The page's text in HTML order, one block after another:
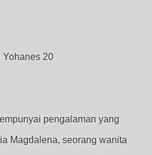
Yohanes 20
pengalaman yang
Magdalena, seorang wanita